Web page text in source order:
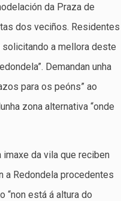
da Praza de
dos veciños. Residentes
a mellora deste
Demandan unha
para os peóns” ao
zona alternativa “onde
da vila que reciben
a Redondela procedentes
“non está á altura do